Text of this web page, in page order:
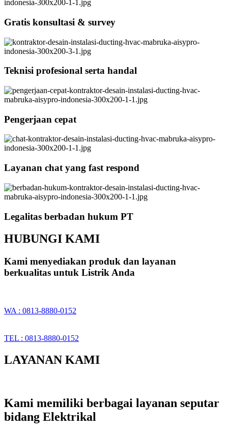
Gratis konsultasi & survey
Teknisi profesional serta handal
Pengerjaan cepat
Layanan chat yang fast respond
Legalitas berbadan hukum PT
HUBUNGI KAMI
Kami menyediakan produk dan layanan
berkualitas untuk Listrik Anda
WA : 0813-8880-0152
TEL : 0813-8880-0152
LAYANAN KAMI
Kami memiliki berbagai layanan seputar
bidang Elektrikal